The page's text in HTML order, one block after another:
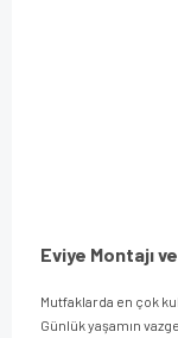
Mutfaklarda en çok
Günlük yaşamın